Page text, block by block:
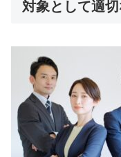
対象として適